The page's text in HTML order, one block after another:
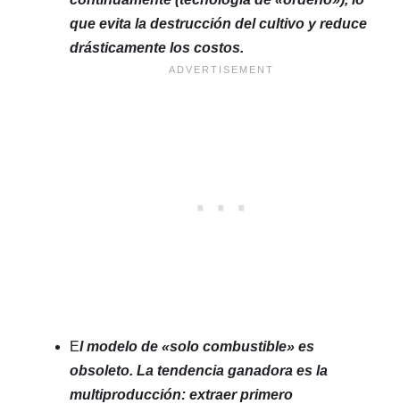
que evita la destrucción del cultivo y reduce
drásticamente los costos.
El modelo de «solo combustible» es
obsoleto. La tendencia ganadora es la
multiproducción: extraer primero